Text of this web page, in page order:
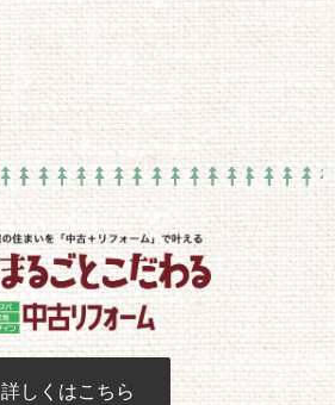
詳しくはこちら